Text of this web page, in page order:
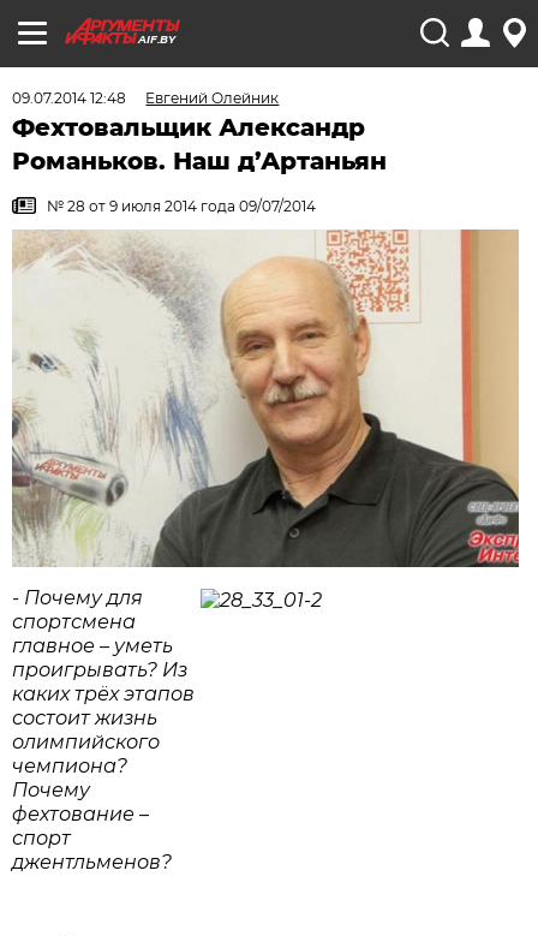
AIF.BY
09.07.2014 12:48 Евгений Олейник
Фехтовальщик Александр
Романьков. Наш д’Артаньян
№ 28 от 9 июля 2014 года 09/07/2014
- Почему для
спортсмена
главное – уметь
проигрывать? Из
каких трёх этапов
состоит жизнь
олимпийского
чемпиона?
Почему
фехтование –
спорт
джентльменов?